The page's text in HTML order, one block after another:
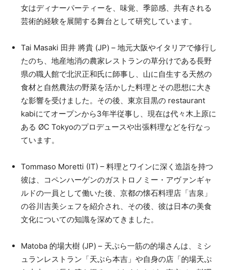
女はディナーパーティーを、味覚、季節感、共有される
芸術的経験を展開する舞台として研究しています。
Tai Masaki 田井 將貴 (JP) – 地元大阪やイタリアで修行し
たのち、地産地消の農家レストランの草分けである長野
県の職人館で北沢正和氏に師事し、山に自生する天然の
食材と自然農法の野菜を活かした料理とその思想に大き
な影響を受けました。その後、東京目黒の restaurant
kabiにてオープンから3年半従事し、現在は代々木上原に
ある ØC Tokyoのプロデュースや出張料理などを行なっ
ています。
Tommaso Moretti (IT) – 料理とワインに深く造詣を持つ
彼は、コペンハーゲンのガストロノミー・アヴァンギャ
ルドの一員として働いた後、京都の懐石料理店「吉泉」
の谷川吉美シェフを紹介され、その後、彼は日本の美食
文化についての知識を深めてきました。
Matoba 的場大樹 (JP) – 天ぷら一筋の的場さんは、ミシ
ュランレストラン「天ぷら本吉」や自身の店「的場天ぷ